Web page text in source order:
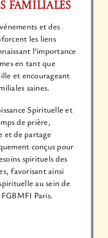
Familiales
et des
les liens
l’importance
en tant que
et encourageant
saines.
Spirituelle et
de prière,
et de partage
conçus pour
spirituels des
favorisant ainsi
au sein de
Paris.